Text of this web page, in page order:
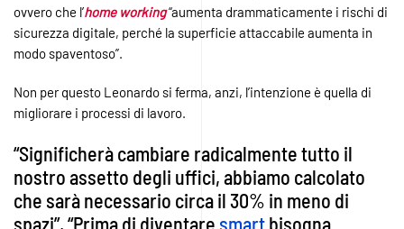
ovvero che l’home working“aumenta drammaticamente i rischi di
sicurezza digitale, perché la superficie attaccabile aumenta in
modo spaventoso”.
Non per questo Leonardo si ferma, anzi, l’intenzione è quella di
migliorare i processi di lavoro.
“Significherà cambiare radicalmente tutto il
nostro assetto degli uffici, abbiamo calcolato
che sarà necessario circa il 30% in meno di
spazi”, “Prima di diventare smartbisogna